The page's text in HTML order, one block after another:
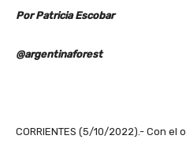
Por Patricia Escobar
@argentinaforest
CORRIENTES (5/10/2022).- Con el